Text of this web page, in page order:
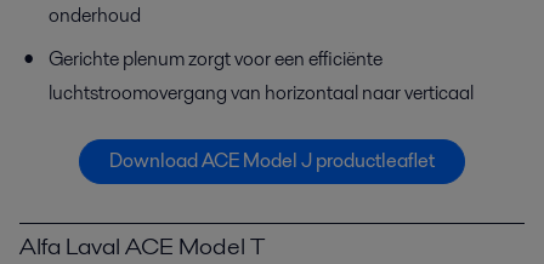
onderhoud
Gerichte plenum zorgt voor een efficiënte
luchtstroomovergang van horizontaal naar verticaal
Download ACE Model J productleaflet
Alfa Laval ACE Model T